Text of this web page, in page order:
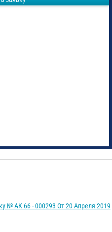
№ АК 66 - 000293 От 20 Апреля 2019